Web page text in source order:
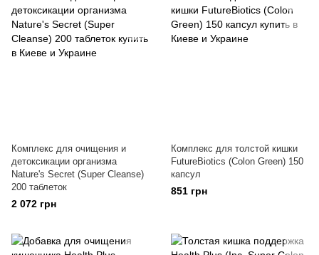
Комплекс для очищения и
детоксикации организма
Nature's Secret (Super Cleanse)
200 таблеток
2 072 грн
Комплекс для толстой кишки
FutureBiotics (Colon Green) 150
капсул
851 грн